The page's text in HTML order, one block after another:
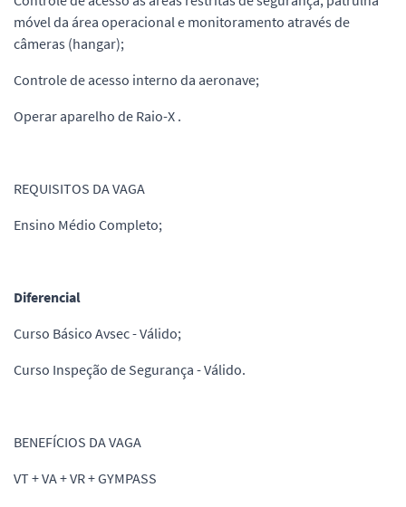
móvel da área operacional e monitoramento através de
câmeras (hangar);
Controle de acesso interno da aeronave;
Operar aparelho de Raio-X .
REQUISITOS DA VAGA
Ensino Médio Completo;
Diferencial
Curso Básico Avsec - Válido;
Curso Inspeção de Segurança - Válido.
BENEFÍCIOS DA VAGA
VT + VA + VR + GYMPASS